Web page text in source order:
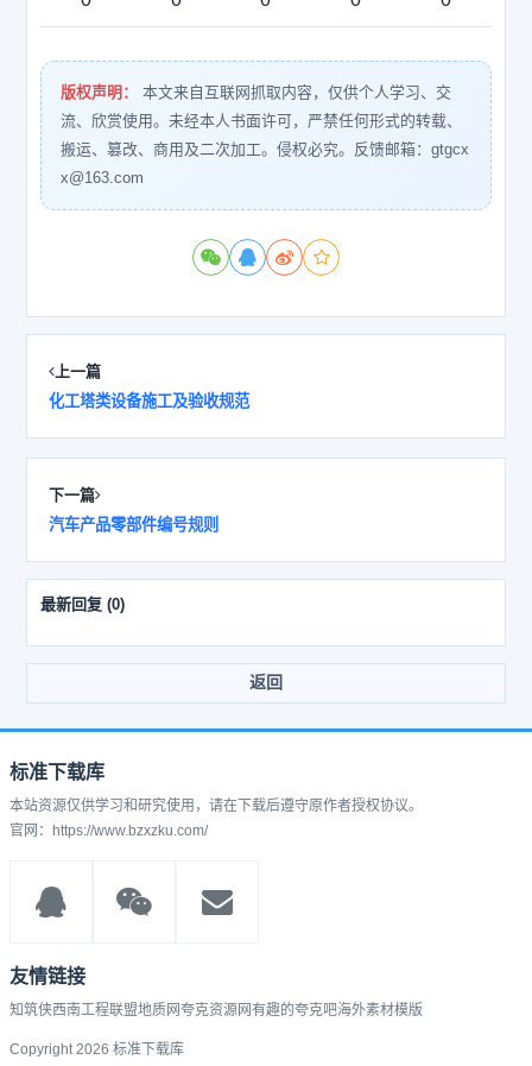
版权声明：
本文来自互联网抓取内容，仅供个人学习、交
流、欣赏使用。未经本人书面许可，严禁任何形式的转载、
搬运、篡改、商用及二次加工。侵权必究。反馈邮箱：gtgcx
x@163.com
上一篇
化工塔类设备施工及验收规范
下一篇
汽车产品零部件编号规则
最新回复 (0)
返回
标准下载库
本站资源仅供学习和研究使用，请在下载后遵守原作者授权协议。
官网：https://www.bzxzku.com/
友情链接
知筑侠西南工程联盟地质网夸克资源网有趣的夸克吧海外素材模版
Copyright 2026 标准下载库